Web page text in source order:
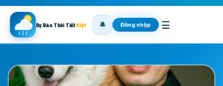
Dự Báo Thời TiếtViệt 🔔 Đăng nhập ☰